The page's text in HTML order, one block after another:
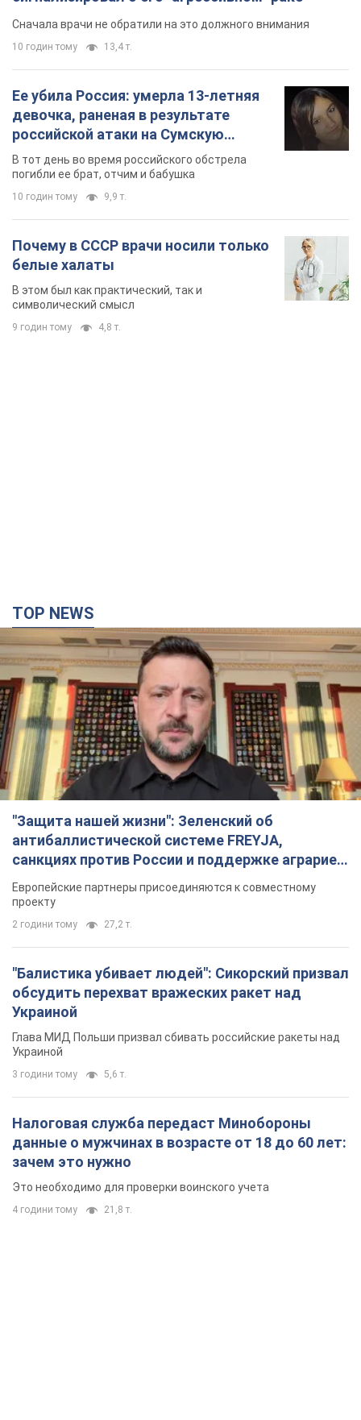
Сначала врачи не обратили на это должного внимания
10 годин тому 13,4 т.
Ее убила Россия: умерла 13-летняя
девочка, раненая в результате
российской атаки на Сумскую
область. Фото
В тот день во время российского обстрела
погибли ее брат, отчим и бабушка
10 годин тому 9,9 т.
Почему в СССР врачи носили только
белые халаты
В этом был как практический, так и
символический смысл
9 годин тому 4,8 т.
TOP NEWS
"Защита нашей жизни": Зеленский об
антибаллистической системе FREYJA,
санкциях против России и поддержке аграриев.
Видео
Европейские партнеры присоединяются к совместному
проекту
2 години тому 27,2 т.
"Балистика убивает людей": Сикорский призвал
обсудить перехват вражеских ракет над
Украиной
Глава МИД Польши призвал сбивать российские ракеты над
Украиной
3 години тому 5,6 т.
Налоговая служба передаст Минобороны
данные о мужчинах в возрасте от 18 до 60 лет:
зачем это нужно
Это необходимо для проверки воинского учета
4 години тому 21,8 т.